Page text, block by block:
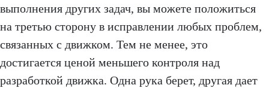
выполнения других задач, вы можете положиться
на третью сторону в исправлении любых проблем,
связанных с движком. Тем не менее, это
достигается ценой меньшего контроля над
разработкой движка. Одна рука берет, другая дает